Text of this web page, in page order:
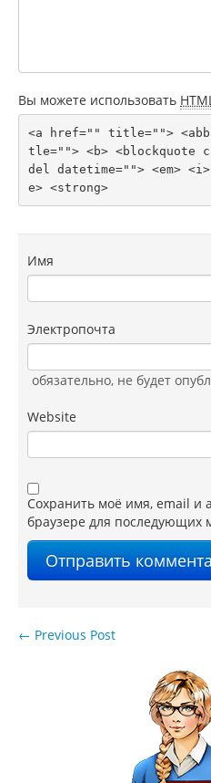
Вы можете использовать
<a href="" title="">
tle=""> <b> <blockquote
del datetime=""> <em>
e> <strong>
Имя
Электропочта
обязательно, не будет
Website
Сохранить моё имя, email и
браузере для последующих
← Previous Post